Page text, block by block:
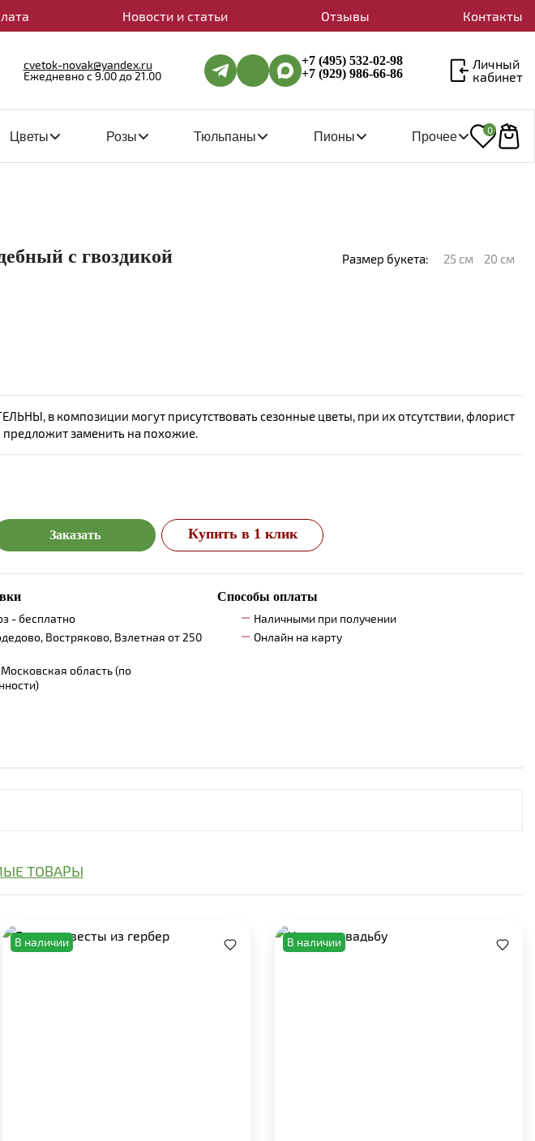
Новости и статьи Отзывы Контакты
cvetok-novak@yandex.ru
Ежедневно с 9.00 до 21.00
+7 (495) 532-02-98
+7 (929) 986-66-86
Личный
кабинет
Цветы Розы Тюльпаны Пионы Прочее 0
Размер букета: 25 см 20 см
с гвоздикой
в композиции могут присутствовать сезонные цветы, при их отсутствии, флорист
предложит заменить на похожие.
Заказать Купить в 1 клик
- бесплатно
Востряково, Взлетная от 250
область (по
Способы оплаты
Наличными при получении
Онлайн на карту
ТОВАРЫ
В наличии В наличии